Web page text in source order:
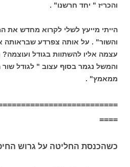
והכריז " יחד חרשנו" .
הייתי מייעץ לשלי לקרוא מחדש את
והשור" . על אותה צפרדע
עצמה אליו להשתוות בגודל
והמשל נגמר בסוף עצוב " לגודל
ממאמץ" .
====
כשהכנסת החליטה על גרוש